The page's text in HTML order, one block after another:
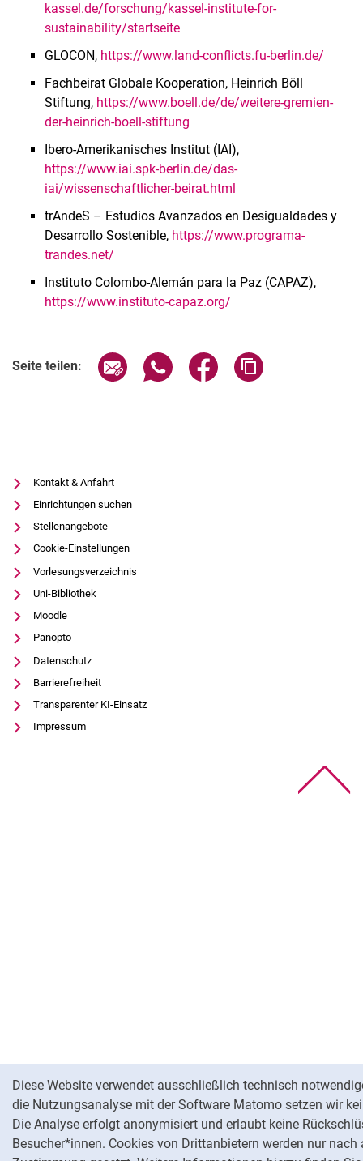
Diese Website verwendet ausschließlich technisch
die Nutzungsanalyse mit der Software Matomo setzen wir
Die Analyse erfolgt anonymisiert und erlaubt keine
Besucher*innen. Cookies von Drittanbietern werden nur nach
kassel.de/forschung/kassel-institute-for-
sustainability/startseite
GLOCON, https://www.land-conflicts.fu-berlin.de/
Fachbeirat Globale Kooperation, Heinrich Böll
Stiftung, https://www.boell.de/de/weitere-gremien-
der-heinrich-boell-stiftung
Ibero-Amerikanisches Institut (IAI),
https://www.iai.spk-berlin.de/das-
iai/wissenschaftlicher-beirat.html
trAndeS – Estudios Avanzados en Desigualdades y
Desarrollo Sostenible, https://www.programa-
trandes.net/
Instituto Colombo-Alemán para la Paz (CAPAZ),
https://www.instituto-capaz.org/
Seite teilen: Seite über E-Mail teilen
Seite über WhatsApp teilen
Seite über Facebook
Kontakt & Anfahrt
Einrichtungen suchen
Stellenangebote
Cookie-Einstellungen
Vorlesungsverzeichnis
Uni-Bibliothek
Moodle
Panopto
Datenschutz
Barrierefreiheit
Transparenter KI-Einsatz
Impressum